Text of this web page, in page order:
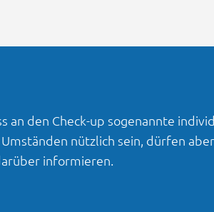
an den Check-up sogenannte
nützlich sein, dürfen
informieren.